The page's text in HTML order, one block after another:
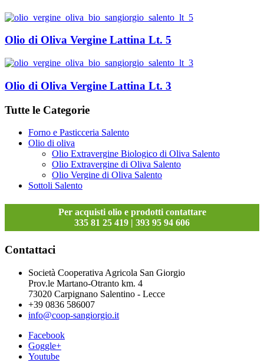
Olio di Oliva Vergine Lattina Lt. 5
Olio di Oliva Vergine Lattina Lt. 3
Tutte le Categorie
Forno e Pasticceria Salento
Olio di oliva
Olio Extravergine Biologico di Oliva Salento
Olio Extravergine di Oliva Salento
Olio Vergine di Oliva Salento
Sottoli Salento
Per acquisti olio e prodotti contattare
335 81 25 419 | 393 95 94 606
Contattaci
Società Cooperativa Agricola San Giorgio
Prov.le Martano-Otranto km. 4
73020 Carpignano Salentino - Lecce
+39 0836 586007
info@coop-sangiorgio.it
Facebook
Goggle+
Youtube